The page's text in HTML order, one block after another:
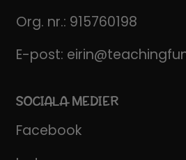
Org. nr.: 915760198
E-post:
SOCIALA MEDIER
Facebook